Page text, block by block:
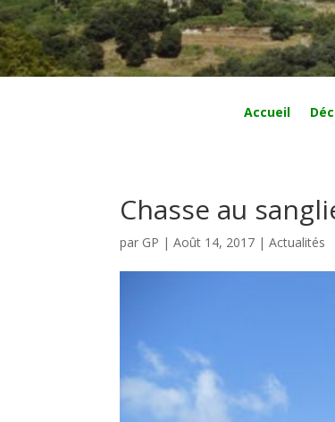
Accueil
Chasse au
par GP |Août 14, 2017 |Actualités